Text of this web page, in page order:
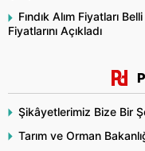
Fındık Alım Fiyatları
Fiyatlarını Açıkladı
Şikâyetlerimiz Bize Bir
Tarım ve Orman